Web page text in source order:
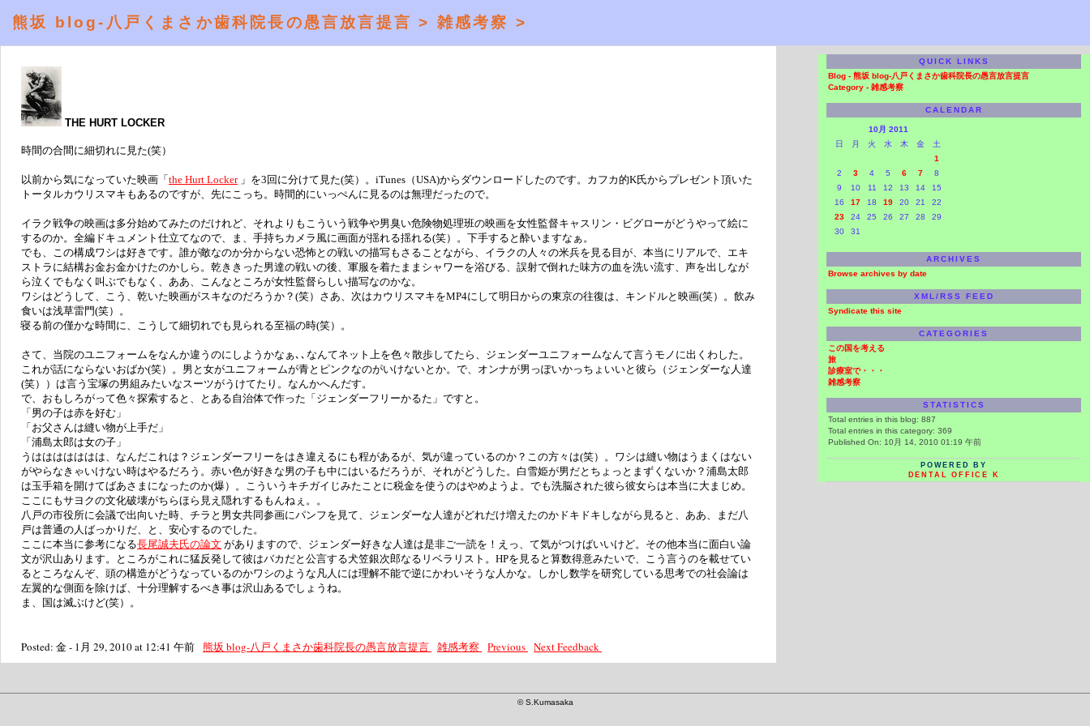
熊坂 blog-八戸くまさか歯科院長の愚言放言提言 > 雑感考察 >
THE HURT LOCKER
時間の合間に細切れに見た(笑）
以前から気になっていた映画「 the Hurt Locker」を3回に分けて見た(笑）。iTunes（USA)からダウンロードしたのです。カフカ的K氏からプレゼント頂いた
トータルカウリスマキもあるのですが、先にこっち。時間的にいっぺんに見るのは無理だったので。
イラク戦争の映画は多分始めてみたのだけれど、それよりもこういう戦争や男臭い危険物処理班の映画を女性監督キャスリン・ビグローがどうやって絵に
するのか。全編ドキュメント仕立てなので、ま、手持ちカメラ風に画面が揺れる揺れる(笑）。下手すると酔いますなぁ。
でも、この構成ワシは好きです。誰が敵なのか分からない恐怖との戦いの描写もさることながら、イラクの人々の米兵を見る目が、本当にリアルで、エキ
ストラに結構お金お金かけたのかしら。乾ききった男達の戦いの後、軍服を着たままシャワーを浴びる、誤射で倒れた味方の血を洗い流す、声を出しなが
ら泣くでもなく叫ぶでもなく、ああ、こんなところが女性監督らしい描写なのかな。
ワシはどうして、こう、乾いた映画がスキなのだろうか？(笑）さあ、次はカウリスマキをMP4にして明日からの東京の往復は、キンドルと映画(笑）。飲み
食いは浅草雷門(笑）。
寝る前の僅かな時間に、こうして細切れでも見られる至福の時(笑）。
さて、当院のユニフォームをなんか違うのにしようかなぁ､､なんてネット上を色々散歩してたら、ジェンダーユニフォームなんて言うモノに出くわした。
これが話にならないおばか(笑）。男と女がユニフォームが青とピンクなのがいけないとか。で、オンナが男っぽいかっちょいいと彼ら（ジェンダーな人達
(笑））は言う宝塚の男組みたいなスーツがうけてたり。なんかへんだす。
で、おもしろがって色々探索すると、とある自治体で作った「ジェンダーフリーかるた」ですと。
「男の子は赤を好む」
「お父さんは縫い物が上手だ」
「浦島太郎は女の子」
うははははははは、なんだこれは？ジェンダーフリーをはき違えるにも程があるが、気が違っているのか？この方々は(笑）。ワシは縫い物はうまくはない
がやらなきゃいけない時はやるだろう。赤い色が好きな男の子も中にはいるだろうが、それがどうした。白雪姫が男だとちょっとまずくないか？浦島太郎
は玉手箱を開けてばあさまになったのか(爆）。こういうキチガイじみたことに税金を使うのはやめようよ。でも洗脳された彼ら彼女らは本当に大まじめ。
ここにもサヨクの文化破壊がちらほら見え隠れするもんねぇ。。
八戸の市役所に会議で出向いた時、チラと男女共同参画にパンフを見て、ジェンダーな人達がどれだけ増えたのかドキドキしながら見ると、ああ、まだ八
戸は普通の人ばっかりだ、と、安心するのでした。
ここに本当に参考になる長尾誠夫氏の論文 がありますので、ジェンダー好きな人達は是非ご一読を！えっ、て気がつけばいいけど。その他本当に面白い論
文が沢山あります。ところがこれに猛反発して彼はバカだと公言する犬笠銀次郎なるリベラリスト。HPを見ると算数得意みたいで、こう言うのを載せてい
るところなんぞ、頭の構造がどうなっているのかワシのような凡人には理解不能で逆にかわいそうな人かな。しかし数学を研究している思考での社会論は
左翼的な側面を除けば、十分理解するべき事は沢山あるでしょうね。
ま、国は滅ぶけど(笑）。
Posted: 金 - 1月 29, 2010 at 12:41 午前 熊坂 blog-八戸くまさか歯科院長の愚言放言提言 雑感考察 Previous NextFeedback
QUICK LINKS
Blog - 熊坂 blog-八戸くまさか歯科院長の愚言放言提言
Category - 雑感考察
CALENDAR
10月 2011
日
月 火 水 木 金
土
1
2
3 4 5 6 7
8
9
10 11 12 13 14
15
16
17 18 19 20 21
22
23
24 25 26 27 28
29
30
31
ARCHIVES
Browse archives by date
XML/RSS FEED
Syndicate this site
CATEGORIES
この国を考える
旅
診療室で・・・
雑感考察
STATISTICS
Total entries in this blog: 887
Total entries in this category: 369
Published On: 10月 14, 2010 01:19 午前
POWERED BY
DENTAL OFFICE K
©S.Kumasaka